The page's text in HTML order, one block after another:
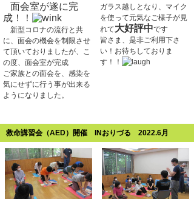
面会室が遂に完
成！！
新型コロナの流行と共
に、面会の機会を制限させ
て頂いておりましたが、こ
の度、面会室が完成
ご家族との面会を、感染を
気にせずに行う事が出来る
ようになりました。
ガラス越しとなり、マイク
を使って元気なご様子が見
れて大好評中です
皆さま、是非ご利用下さ
い！お待ちしておりま
す！！
救命講習会（AED）開催 INおりづる 2022.6月